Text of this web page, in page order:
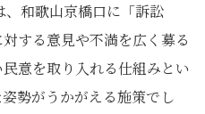
、和歌山京橋口に「訴訟
する意見や不満を広く募る
意を取り入れる仕組みとい
勢がうかがえる施策でし